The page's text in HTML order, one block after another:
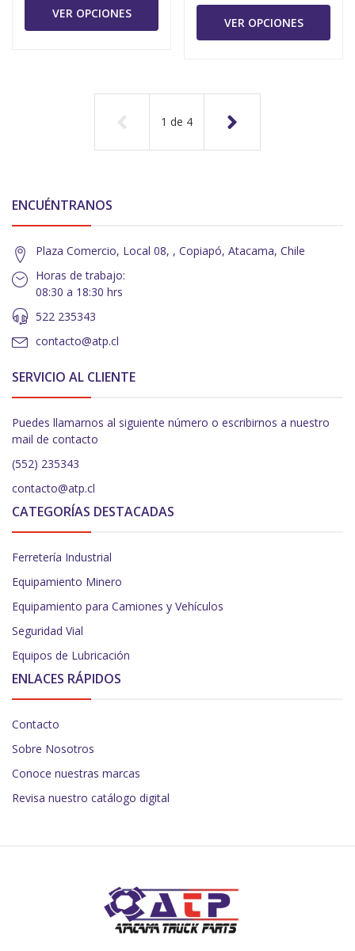
VER OPCIONES
VER OPCIONES
1 de 4
ENCUÉNTRANOS
Plaza Comercio, Local 08, , Copiapó, Atacama, Chile
Horas de trabajo:
08:30 a 18:30 hrs
522 235343
contacto@atp.cl
SERVICIO AL CLIENTE
Puedes llamarnos al siguiente número o escribirnos a nuestro
mail de contacto
(552) 235343
contacto@atp.cl
CATEGORÍAS DESTACADAS
Ferretería Industrial
Equipamiento Minero
Equipamiento para Camiones y Vehículos
Seguridad Vial
Equipos de Lubricación
ENLACES RÁPIDOS
Contacto
Sobre Nosotros
Conoce nuestras marcas
Revisa nuestro catálogo digital